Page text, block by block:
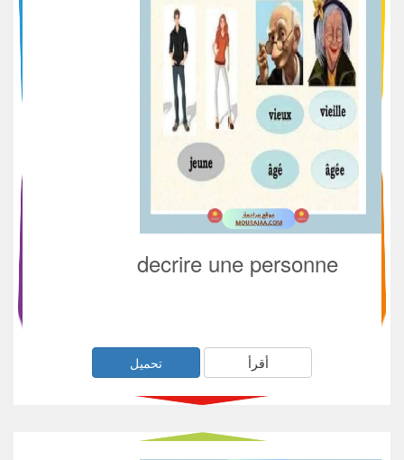
decrire une personne
أقرأ تحميل